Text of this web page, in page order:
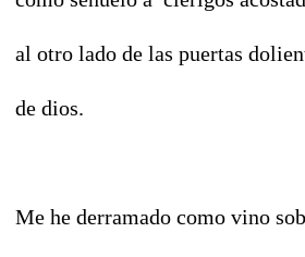
al otro lado de las puertas
de dios.
Me he derramado como vino